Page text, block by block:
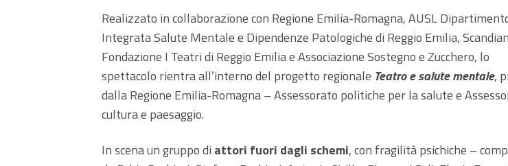
Realizzato in collaborazione con Regione Emilia-Romagna, AUSL
Integrata Salute Mentale e Dipendenze Patologiche di Reggio Emilia,
Fondazione I Teatri di Reggio Emilia e Associazione Sostegno e Zucchero, lo
spettacolo rientra all’interno del progetto regionale Teatro e salute mentale,
dalla Regione Emilia-Romagna – Assessorato politiche per la salute e
cultura e paesaggio.
In scena un gruppo di attori fuori dagli schemi, con fragilità psichiche –